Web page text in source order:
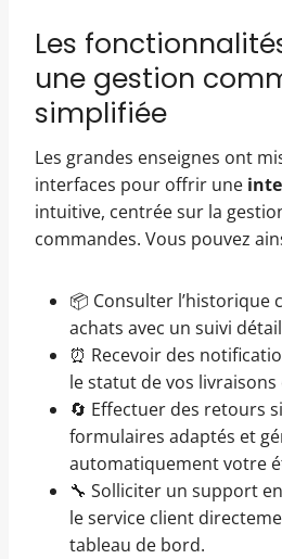
Les
une gestion
simplifiée
Les grandes enseignes ont
interfaces pour offrir une
intuitive, centrée sur la
commandes. Vous pouvez
📦 Consulter l’historique
achats avec un suivi
⏰ Recevoir des
le statut de vos
🔄 Effectuer des retours
formulaires adaptés et
automatiquement votre
🔧 Solliciter un support
le service client
tableau de bord.